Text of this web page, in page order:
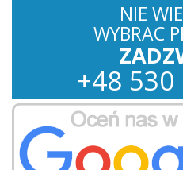
NIE
WYBRAC
+48 530